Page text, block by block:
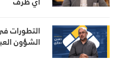
التطورات
الشؤون